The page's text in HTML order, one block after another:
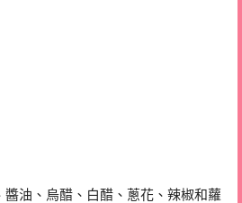
油、烏醋、白醋、蔥花、辣椒和蘿